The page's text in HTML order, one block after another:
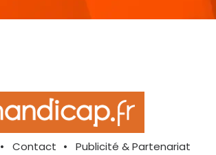
Contact
Publicité & Partenariat